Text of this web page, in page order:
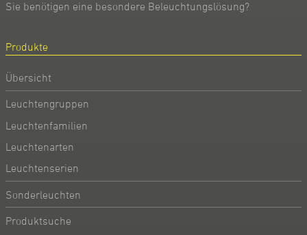
Sie benötigen eine besondere Beleuchtungslösung?
Produkte
Übersicht
Leuchtengruppen
Leuchtenfamilien
Leuchtenarten
Leuchtenserien
Sonderleuchten
Produktsuche